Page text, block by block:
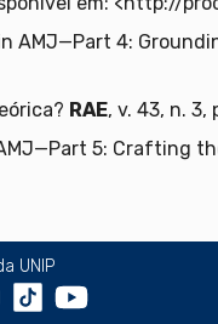
in AMJ—Part 4:
RAE, v. 43, n. 3,
5: Crafting
UNIP